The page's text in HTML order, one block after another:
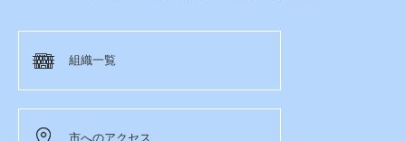
組織一覧
市へのアクセス